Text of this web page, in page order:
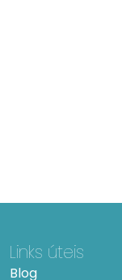
Links úteis
Blog